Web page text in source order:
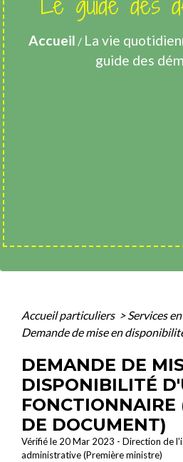
Accueil / La vie
guide des
Accueil particuliers > Services
Demande de mise en
DEMANDE DE
DISPONIBILITÉ
FONCTIONNAIRE
DE DOCUMENT)
Vérifié le 20 Mar 2023 - Direction de
administrative (Première ministre)